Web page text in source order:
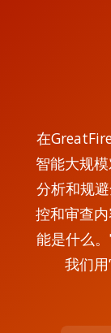
在
智能大规
分析和规
控和审查
能是什么
我们用